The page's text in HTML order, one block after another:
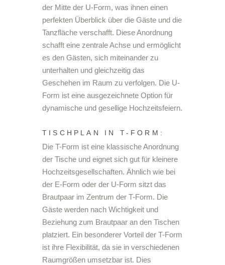
der Mitte der U-Form, was ihnen einen
perfekten Überblick über die Gäste und die
Tanzfläche verschafft. Diese Anordnung
schafft eine zentrale Achse und ermöglicht
es den Gästen, sich miteinander zu
unterhalten und gleichzeitig das
Geschehen im Raum zu verfolgen. Die U-
Form ist eine ausgezeichnete Option für
dynamische und gesellige Hochzeitsfeiern.
TISCHPLAN IN T-FORM:
Die T-Form ist eine klassische Anordnung
der Tische und eignet sich gut für kleinere
Hochzeitsgesellschaften. Ähnlich wie bei
der E-Form oder der U-Form sitzt das
Brautpaar im Zentrum der T-Form. Die
Gäste werden nach Wichtigkeit und
Beziehung zum Brautpaar an den Tischen
platziert. Ein besonderer Vorteil der T-Form
ist ihre Flexibilität, da sie in verschiedenen
Raumgrößen umsetzbar ist. Dies